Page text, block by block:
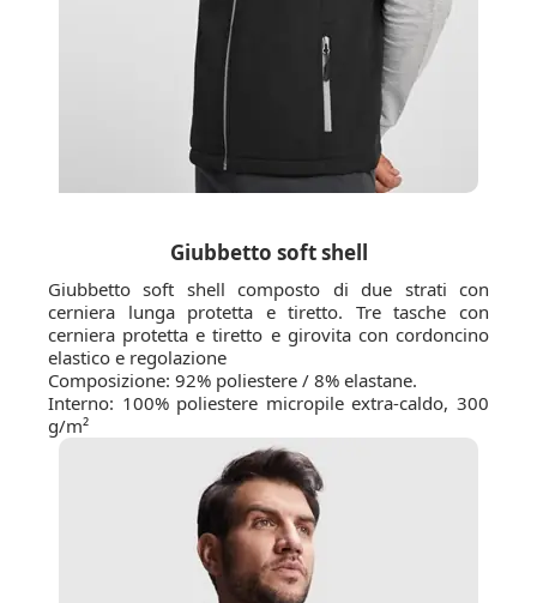
Giubbetto soft shell
Giubbetto soft shell composto di due strati con
cerniera lunga protetta e tiretto. Tre tasche con
cerniera protetta e tiretto e girovita con cordoncino
elastico e regolazione
Composizione: 92% poliestere / 8% elastane.
Interno: 100% poliestere micropile extra-caldo, 300
g/m²